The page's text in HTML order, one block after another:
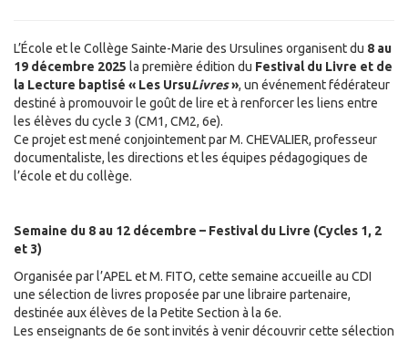
L’École et le Collège Sainte-Marie des Ursulines organisent du 8 au
19 décembre 2025 la première édition du Festival du Livre et de
la Lecture baptisé « Les UrsuLivres», un événement fédérateur
destiné à promouvoir le goût de lire et à renforcer les liens entre
les élèves du cycle 3 (CM1, CM2, 6e).
Ce projet est mené conjointement par M. CHEVALIER, professeur
documentaliste, les directions et les équipes pédagogiques de
l’école et du collège.
Semaine du 8 au 12 décembre – Festival du Livre (Cycles 1, 2
et 3)
Organisée par l’APEL et M. FITO, cette semaine accueille au CDI
une sélection de livres proposée par une libraire partenaire,
destinée aux élèves de la Petite Section à la 6e.
Les enseignants de 6e sont invités à venir découvrir cette sélection